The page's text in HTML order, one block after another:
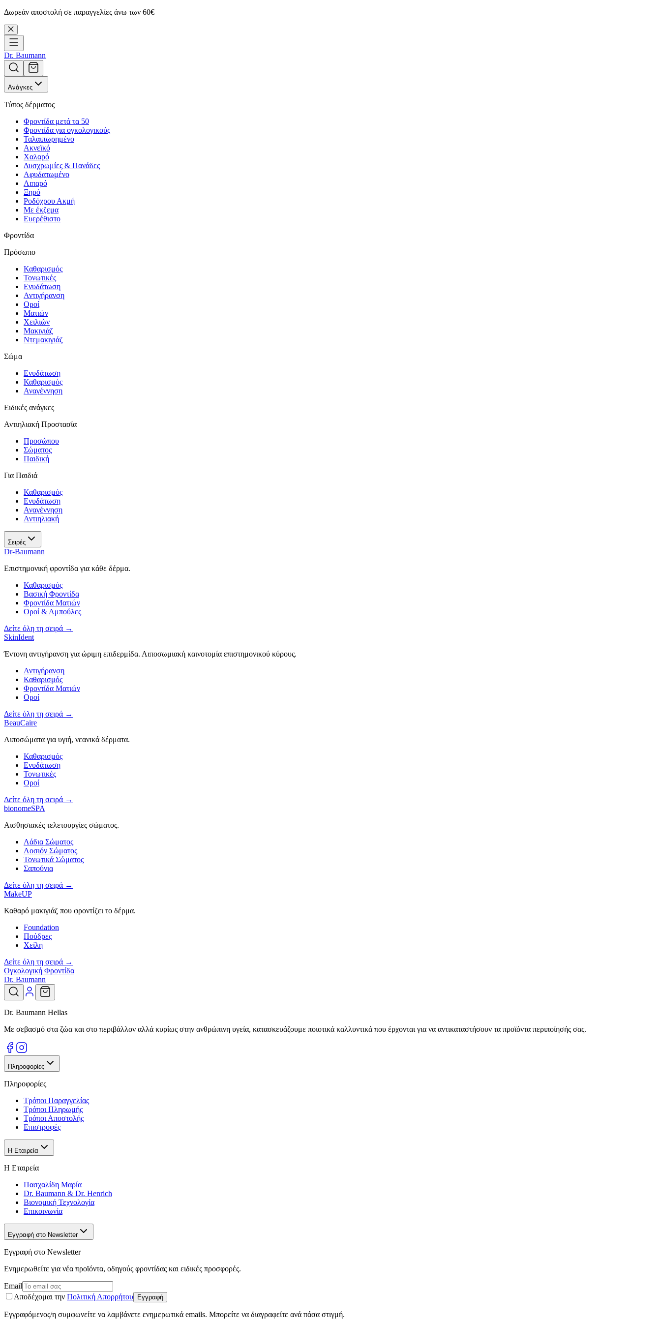
Δωρεάν αποστολή σε παραγγελίες άνω των 60€
Dr. Baumann
Ανάγκες
Τύπος δέρματος
Φροντίδα μετά τα 50
Φροντίδα για ογκολογικούς
Ταλαιπωρημένο
Ακνεϊκό
Χαλαρό
Δυσχρωμίες & Πανάδες
Αφυδατωμένο
Λιπαρό
Ξηρό
Ροδόχρου Ακμή
Με έκζεμα
Ευερέθιστο
Φροντίδα
Πρόσωπο
Καθαρισμός
Τονωτικές
Ενυδάτωση
Αντιγήρανση
Οροί
Ματιών
Χειλιών
Μακιγιάζ
Ντεμακιγιάζ
Σώμα
Ενυδάτωση
Καθαρισμός
Αναγέννηση
Ειδικές ανάγκες
Αντιηλιακή Προστασία
Προσώπου
Σώματος
Παιδική
Για Παιδιά
Καθαρισμός
Ενυδάτωση
Αναγέννηση
Αντιηλιακή
Σειρές
Dr-Baumann
Επιστημονική φροντίδα για κάθε δέρμα.
Καθαρισμός
Βασική Φροντίδα
Φροντίδα Ματιών
Οροί & Αμπούλες
Δείτε όλη τη σειρά →
SkinIdent
Έντονη αντιγήρανση για ώριμη επιδερμίδα. Λιποσωμιακή καινοτομία επιστημονικού κύρους.
Αντιγήρανση
Καθαρισμός
Φροντίδα Ματιών
Οροί
Δείτε όλη τη σειρά →
BeauCaire
Λιποσώματα για υγιή, νεανικά δέρματα.
Καθαρισμός
Ενυδάτωση
Τονωτικές
Οροί
Δείτε όλη τη σειρά →
bionomeSPA
Αισθησιακές τελετουργίες σώματος.
Λάδια Σώματος
Λοσιόν Σώματος
Τονωτικά Σώματος
Σαπούνια
Δείτε όλη τη σειρά →
MakeUP
Καθαρό μακιγιάζ που φροντίζει το δέρμα.
Foundation
Πούδρες
Χείλη
Δείτε όλη τη σειρά →
Ογκολογική Φροντίδα
Dr. Baumann
Dr. Baumann Hellas
Με σεβασμό στα ζώα και στο περιβάλλον αλλά κυρίως στην ανθρώπινη υγεία, κατασκευάζουμε ποιοτικά καλλυντικά που έρχονται για να αντικαταστήσουν τα προϊόντα περιποίησής σας.
Πληροφορίες
Πληροφορίες
Τρόποι Παραγγελίας
Τρόποι Πληρωμής
Τρόποι Αποστολής
Επιστροφές
Η Εταιρεία
Η Εταιρεία
Πασχαλίδη Μαρία
Dr. Baumann & Dr. Henrich
Βιονομική Τεχνολογία
Επικοινωνία
Εγγραφή στο Newsletter
Εγγραφή στο Newsletter
Ενημερωθείτε για νέα προϊόντα, οδηγούς φροντίδας και ειδικές προσφορές.
Email
Αποδέχομαι την Πολιτική Απορρήτου Εγγραφή
Εγγραφόμενος/η συμφωνείτε να λαμβάνετε ενημερωτικά emails. Μπορείτε να διαγραφείτε ανά πάσα στιγμή.